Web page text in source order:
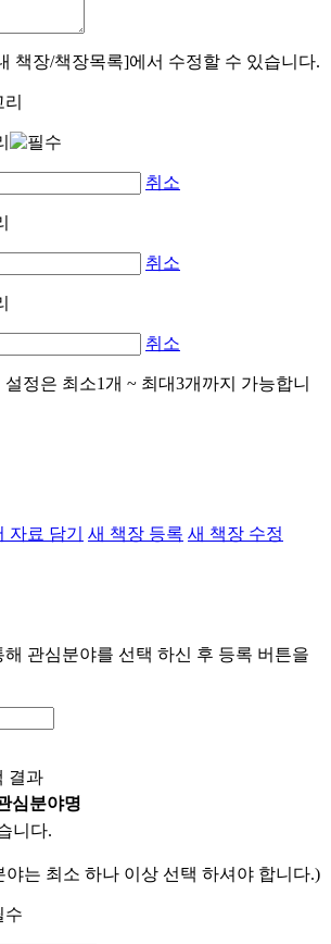
책장/책장목록]에서 수정할 수 있습니다.
취소
취소
취소
정은 최소1개 ~ 최대3개까지 가능합니
자료 담기 새 책장 등록 새 책장 수정
해 관심분야를 선택 하신 후 등록 버튼을
결과
심분야명
니다.
야는 최소 하나 이상 선택 하셔야 합니다.)